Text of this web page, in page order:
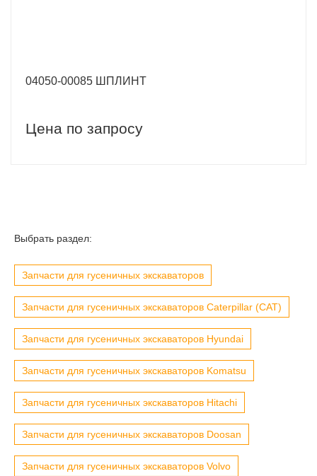
04050-00085 ШПЛИНТ
Цена по запросу
Выбрать раздел:
Запчасти для гусеничных экскаваторов
Запчасти для гусеничных экскаваторов Caterpillar (CAT)
Запчасти для гусеничных экскаваторов Hyundai
Запчасти для гусеничных экскаваторов Komatsu
Запчасти для гусеничных экскаваторов Hitachi
Запчасти для гусеничных экскаваторов Doosan
Запчасти для гусеничных экскаваторов Volvo